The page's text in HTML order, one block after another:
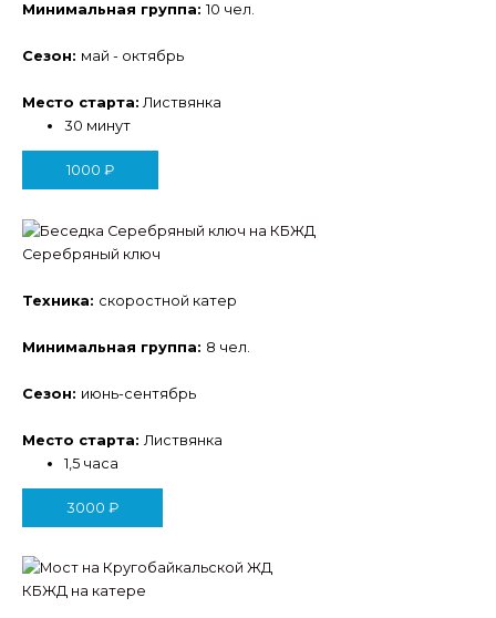
Минимальная группа: 10 чел.
Сезон: май - октябрь
Место старта: Листвянка
30 минут
1000 ₽
Серебряный ключ
Техника: скоростной катер
Минимальная группа: 8 чел.
Сезон: июнь-сентябрь
Место старта: Листвянка
1,5 часа
3000 ₽
КБЖД на катере